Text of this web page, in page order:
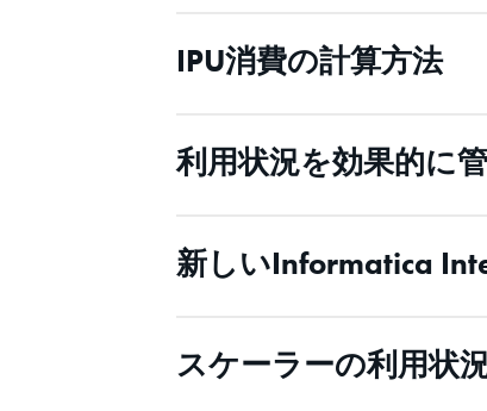
IPU消費の計算方法
利用状況を効果的に
新しいInformatica
スケーラーの利用状